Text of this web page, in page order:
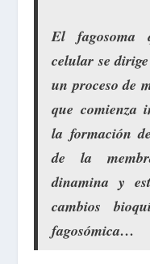
El fagosoma
celular se
un proceso de
que comienza
la formación
de la
dinamina y
cambios
fagosómica…